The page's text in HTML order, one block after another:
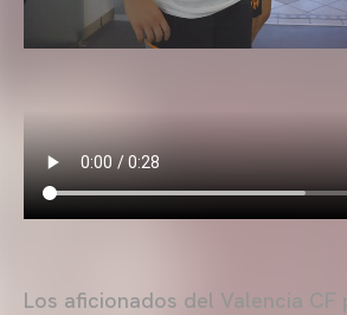
Los aficionados del Valencia CF